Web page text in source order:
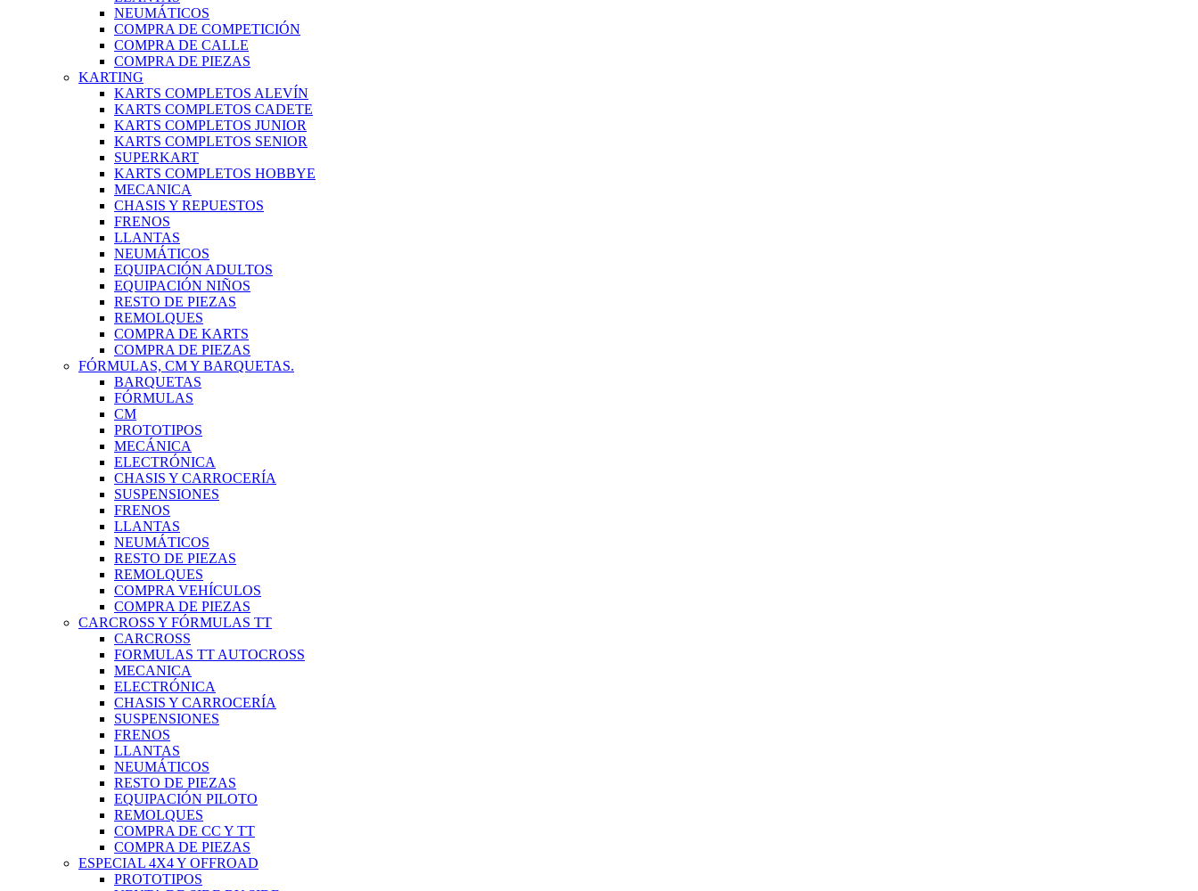
NEUMÁTICOS
COMPRA DE COMPETICIÓN
COMPRA DE CALLE
COMPRA DE PIEZAS
KARTING
KARTS COMPLETOS ALEVÍN
KARTS COMPLETOS CADETE
KARTS COMPLETOS JUNIOR
KARTS COMPLETOS SENIOR
SUPERKART
KARTS COMPLETOS HOBBYE
MECANICA
CHASIS Y REPUESTOS
FRENOS
LLANTAS
NEUMÁTICOS
EQUIPACIÓN ADULTOS
EQUIPACIÓN NIÑOS
RESTO DE PIEZAS
REMOLQUES
COMPRA DE KARTS
COMPRA DE PIEZAS
FÓRMULAS, CM Y BARQUETAS.
BARQUETAS
FÓRMULAS
CM
PROTOTIPOS
MECÁNICA
ELECTRÓNICA
CHASIS Y CARROCERÍA
SUSPENSIONES
FRENOS
LLANTAS
NEUMÁTICOS
RESTO DE PIEZAS
REMOLQUES
COMPRA VEHÍCULOS
COMPRA DE PIEZAS
CARCROSS Y FÓRMULAS TT
CARCROSS
FORMULAS TT AUTOCROSS
MECANICA
ELECTRÓNICA
CHASIS Y CARROCERÍA
SUSPENSIONES
FRENOS
LLANTAS
NEUMÁTICOS
RESTO DE PIEZAS
EQUIPACIÓN PILOTO
REMOLQUES
COMPRA DE CC Y TT
COMPRA DE PIEZAS
ESPECIAL 4X4 Y OFFROAD
PROTOTIPOS